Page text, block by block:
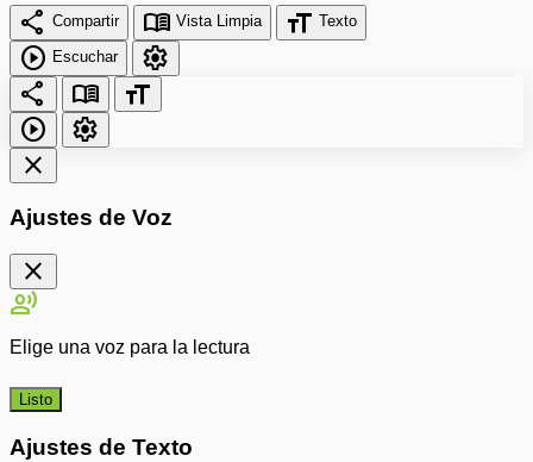
share Compartir menu_book Vista Limpia format_size Texto
play_circle Escuchar
settings
share
menu_book
format_size
play_circle
settings
close
Ajustes de Voz
close
record_voice_over
Elige una voz para la lectura
Listo
Ajustes de Texto